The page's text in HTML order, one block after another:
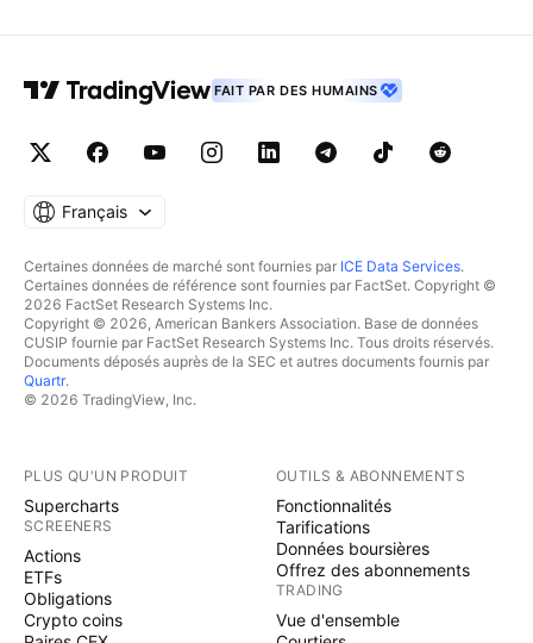
FAIT PAR DES HUMAINS
Français
Certaines données de marché sont fournies par ICE Data Services.
Certaines données de référence sont fournies par FactSet. Copyright ©
2026 FactSet Research Systems Inc.
Copyright © 2026, American Bankers Association. Base de données
CUSIP fournie par FactSet Research Systems Inc. Tous droits réservés.
Documents déposés auprès de la SEC et autres documents fournis par
Quartr.
© 2026 TradingView, Inc.
PLUS QU'UN PRODUIT
Supercharts
SCREENERS
Actions
ETFs
Obligations
Crypto coins
OUTILS & ABONNEMENTS
Fonctionnalités
Tarifications
Données boursières
Offrez des abonnements
TRADING
Vue d'ensemble